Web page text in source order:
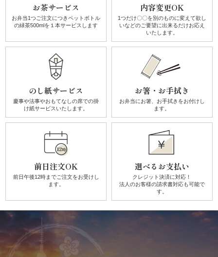
ん
げ
物・
げ》
シ
お茶サービス
お弁当1つご注文につきペットボトル
の緑茶500mlを１本サービスします
内容変更OK
1つだけ〇〇を別のものに変えて欲し
いなどのご要望に出来るだけお応え
いたします。
のし紙サービス
慶事や法事やおもてなしの席での掛
け紙サービスいたします。
お箸・お手拭き
お弁当にお箸、お手拭きをお付けし
ます。
前日注文OK
前日午後12時までご注文をお受けし
ます。
選べるお支払い
クレジット決済に対応！
法人のお客様の請求書対応も可能で
す。